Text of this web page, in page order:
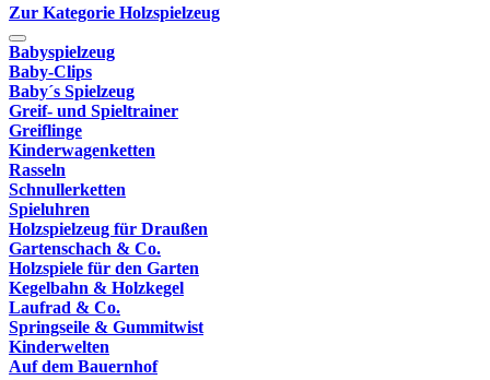
Zur Kategorie Holzspielzeug
Babyspielzeug
Baby-Clips
Baby´s Spielzeug
Greif- und Spieltrainer
Greiflinge
Kinderwagenketten
Rasseln
Schnullerketten
Spieluhren
Holzspielzeug für Draußen
Gartenschach & Co.
Holzspiele für den Garten
Kegelbahn & Holzkegel
Laufrad & Co.
Springseile & Gummitwist
Kinderwelten
Auf dem Bauernhof